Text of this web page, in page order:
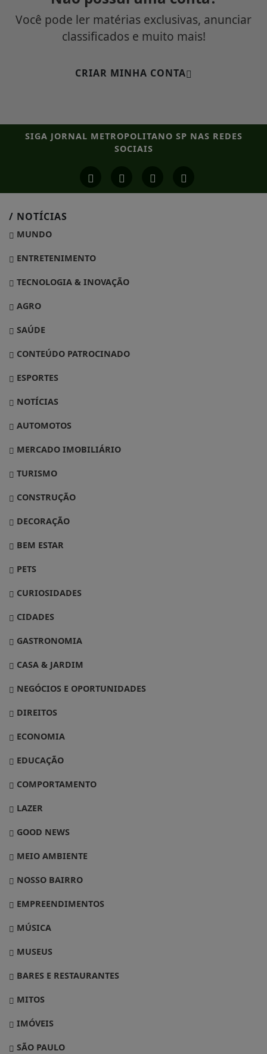
Você pode ler matérias exclusivas, anunciar
classificados e muito mais!
CRIAR MINHA CONTA
SIGA JORNAL METROPOLITANO SP NAS REDES
SOCIAIS
/ NOTÍCIAS
MUNDO
ENTRETENIMENTO
TECNOLOGIA & INOVAÇÃO
AGRO
SAÚDE
CONTEÚDO PATROCINADO
ESPORTES
NOTÍCIAS
AUTOMOTOS
MERCADO IMOBILIÁRIO
TURISMO
CONSTRUÇÃO
DECORAÇÃO
BEM ESTAR
PETS
CURIOSIDADES
CIDADES
GASTRONOMIA
CASA & JARDIM
NEGÓCIOS E OPORTUNIDADES
DIREITOS
ECONOMIA
EDUCAÇÃO
COMPORTAMENTO
LAZER
GOOD NEWS
MEIO AMBIENTE
NOSSO BAIRRO
EMPREENDIMENTOS
MÚSICA
MUSEUS
BARES E RESTAURANTES
MITOS
IMÓVEIS
SÃO PAULO